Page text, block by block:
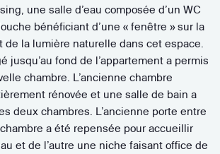
une salle d’eau composée d’un WC
bénéficiant d’une « fenêtre » sur la
de la lumière naturelle dans cet espace.
jusqu’au fond de l’appartement a permis
chambre. L’ancienne chambre
rénovée et une salle de bain a
deux chambres. L’ancienne porte entre
a été repensée pour accueillir
et de l’autre une niche faisant office de